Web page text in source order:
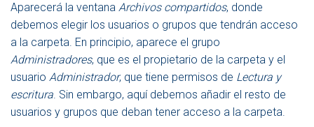
Aparecerá la ventana Archivos compartidos, donde
debemos elegir los usuarios o grupos que tendrán acceso
a la carpeta. En principio, aparece el grupo
Administradores, que es el propietario de la carpeta y el
usuario Administrador, que tiene permisos de Lectura y
escritura. Sin embargo, aquí debemos añadir el resto de
usuarios y grupos que deban tener acceso a la carpeta.